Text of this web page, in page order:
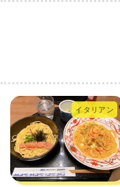
イタリアン